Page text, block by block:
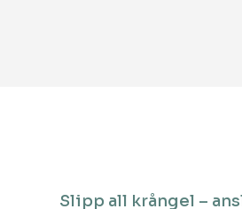
Slipp all krångel –